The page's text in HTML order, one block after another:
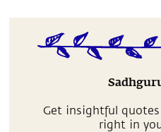
Get insightful
right in